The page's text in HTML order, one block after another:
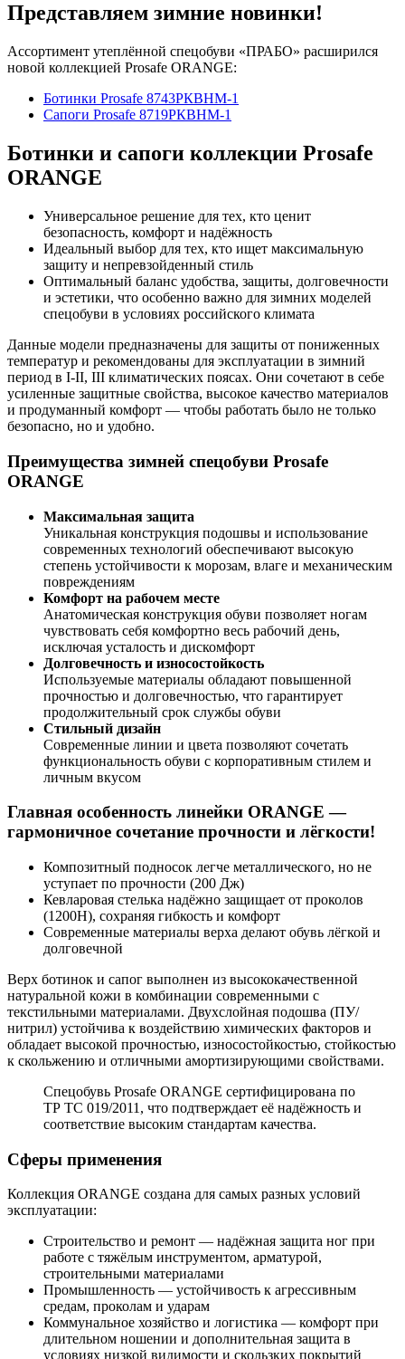
Представляем зимние новинки!
Ассортимент утеплённой спецобуви «ПРАБО» расширился
новой коллекцией Prosafe ORANGE:
Ботинки Prosafe 8743РКВНМ-1
Сапоги Prosafe 8719РКВНМ-1
Ботинки и сапоги коллекции Prosafe
ORANGE
Универсальное решение для тех, кто ценит
безопасность, комфорт и надёжность
Идеальный выбор для тех, кто ищет максимальную
защиту и непревзойденный стиль
Оптимальный баланс удобства, защиты, долговечности
и эстетики, что особенно важно для зимних моделей
спецобуви в условиях российского климата
Данные модели предназначены для защиты от пониженных
температур и рекомендованы для эксплуатации в зимний
период в I-II, III климатических поясах. Они сочетают в себе
усиленные защитные свойства, высокое качество материалов
и продуманный комфорт — чтобы работать было не только
безопасно, но и удобно.
Преимущества зимней спецобуви Prosafe
ORANGE
Максимальная защита
Уникальная конструкция подошвы и использование
современных технологий обеспечивают высокую
степень устойчивости к морозам, влаге и механическим
повреждениям
Комфорт на рабочем месте
Анатомическая конструкция обуви позволяет ногам
чувствовать себя комфортно весь рабочий день,
исключая усталость и дискомфорт
Долговечность и износостойкость
Используемые материалы обладают повышенной
прочностью и долговечностью, что гарантирует
продолжительный срок службы обуви
Стильный дизайн
Современные линии и цвета позволяют сочетать
функциональность обуви с корпоративным стилем и
личным вкусом
Главная особенность линейки ORANGE —
гармоничное сочетание прочности и лёгкости!
Композитный подносок легче металлического, но не
уступает по прочности (200 Дж)
Кевларовая стелька надёжно защищает от проколов
(1200Н), сохраняя гибкость и комфорт
Современные материалы верха делают обувь лёгкой и
долговечной
Верх ботинок и сапог выполнен из высококачественной
натуральной кожи в комбинации современными с
текстильными материалами. Двухслойная подошва (ПУ/
нитрил) устойчива к воздействию химических факторов и
обладает высокой прочностью, износостойкостью, стойкостью
к скольжению и отличными амортизирующими свойствами.
Спецобувь Prosafe ORANGE сертифицирована по
ТР ТС 019/2011, что подтверждает её надёжность и
соответствие высоким стандартам качества.
Сферы применения
Коллекция ORANGE создана для самых разных условий
эксплуатации:
Строительство и ремонт — надёжная защита ног при
работе с тяжёлым инструментом, арматурой,
строительными материалами
Промышленность — устойчивость к агрессивным
средам, проколам и ударам
Коммунальное хозяйство и логистика — комфорт при
длительном ношении и дополнительная защита в
условиях низкой видимости и скользких покрытий